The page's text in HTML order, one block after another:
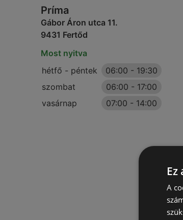
Príma
Gábor Áron utca 11.
9431 Fertőd
Most nyitva
hétfő - péntek
06:00 - 19:30
szombat
06:00 - 17:00
vasárnap
07:00 - 14:00
A